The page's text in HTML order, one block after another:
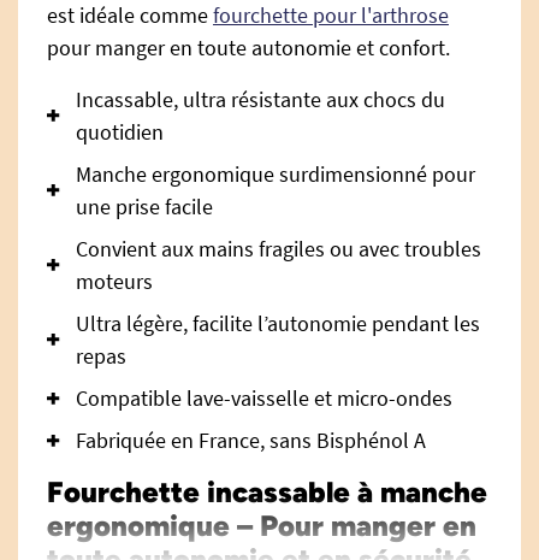
est idéale commefourchette pour l'arthrose
pour manger en toute autonomie et confort.
Incassable, ultra résistante aux chocs du
quotidien
Manche ergonomique surdimensionné pour
une prise facile
Convient aux mains fragiles ou avec troubles
moteurs
Ultra légère, facilite l’autonomie pendant les
repas
Compatible lave-vaisselle et micro-ondes
Fabriquée en France, sans Bisphénol A
Fourchette incassable à manche
ergonomique – Pour manger en